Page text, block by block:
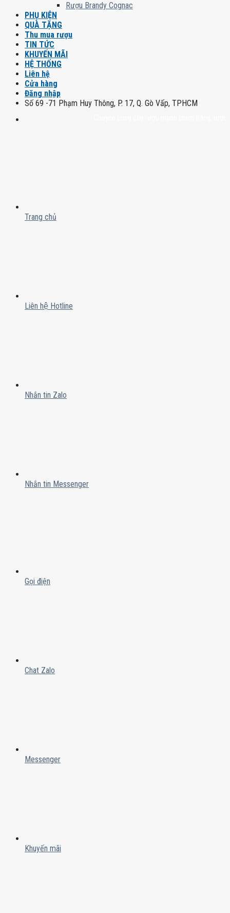
Rượu Brandy Cognac
PHỤ KIỆN
QUÀ TẶNG
Thu mua rượu
TIN TỨC
KHUYẾN MÃI
HỆ THỐNG
Liên hệ
Cửa hàng
Đăng nhập
Số 69 -71 Phạm Huy Thông, P. 17, Q. Gò Vấp, TPHCM
Trang chủ
Liên hệ Hotline
Nhắn tin Zalo
Nhắn tin Messenger
Gọi điện
Chat Zalo
Messenger
Khuyến mãi